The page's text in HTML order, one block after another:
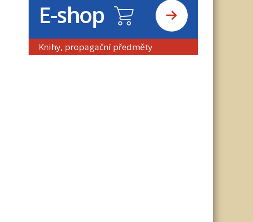
E-shop
Knihy, propagační předměty